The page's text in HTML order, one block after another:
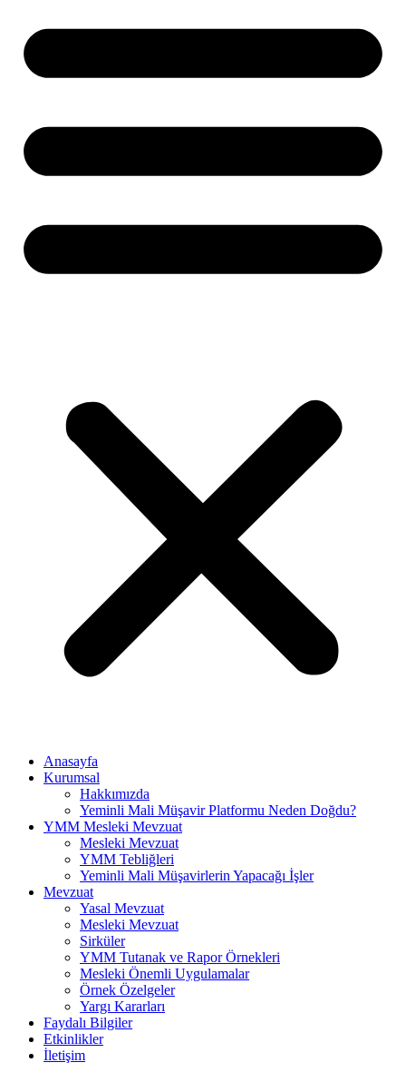
Anasayfa
Kurumsal
Hakkımızda
Yeminli Mali Müşavir Platformu Neden Doğdu?
YMM Mesleki Mevzuat
Mesleki Mevzuat
YMM Tebliğleri
Yeminli Mali Müşavirlerin Yapacağı İşler
Mevzuat
Yasal Mevzuat
Mesleki Mevzuat
Sirküler
YMM Tutanak ve Rapor Örnekleri
Mesleki Önemli Uygulamalar
Örnek Özelgeler
Yargı Kararları
Faydalı Bilgiler
Etkinlikler
İletişim